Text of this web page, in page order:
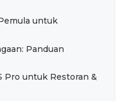
untuk
Panduan
Pro untuk Restoran &